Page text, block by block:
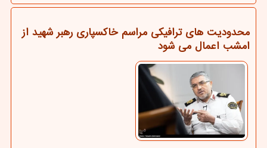
محدودیت های ترافیکی مراسم خاکسپاری رهبر شهید از
امشب اعمال می شود